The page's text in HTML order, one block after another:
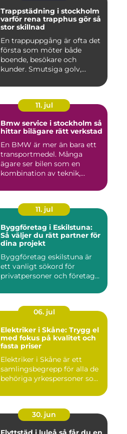
Trappstädning i stockholm
varför rena trapphus gör så
stor skillnad
En trappuppgång är ofta det
första som möter både
boende, besökare och
kunder. Smutsiga golv,
11. jul
Bmw service i stockholm så
hittar bilägare rätt verkstad
En BMW är mer än bara ett
transportmedel. Många
ägare ser bilen som en
kombination av teknik,
11. jul
Byggföretag i Eskilstuna:
Så väljer du rätt partner för
dina projekt
Byggföretag eskilstuna är
ett vanligt sökord för
privatpersoner och företag...
06. jul
Elektriker i Skåne: Trygg el
med fokus på kvalitet och
fasta priser
Elektriker i Skåne är ett
samlingsbegrepp för alla de
behöriga yrkespersoner so...
30. jun